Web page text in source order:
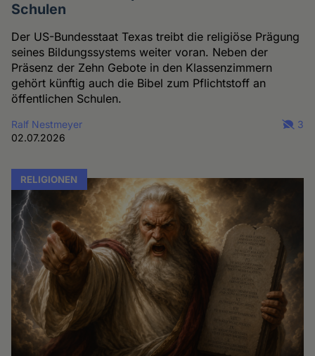
Schulen
Der US-Bundesstaat Texas treibt die religiöse Prägung
seines Bildungssystems weiter voran. Neben der
Präsenz der Zehn Gebote in den Klassenzimmern
gehört künftig auch die Bibel zum Pflichtstoff an
öffentlichen Schulen.
Ralf Nestmeyer
02.07.2026
3
RELIGIONEN